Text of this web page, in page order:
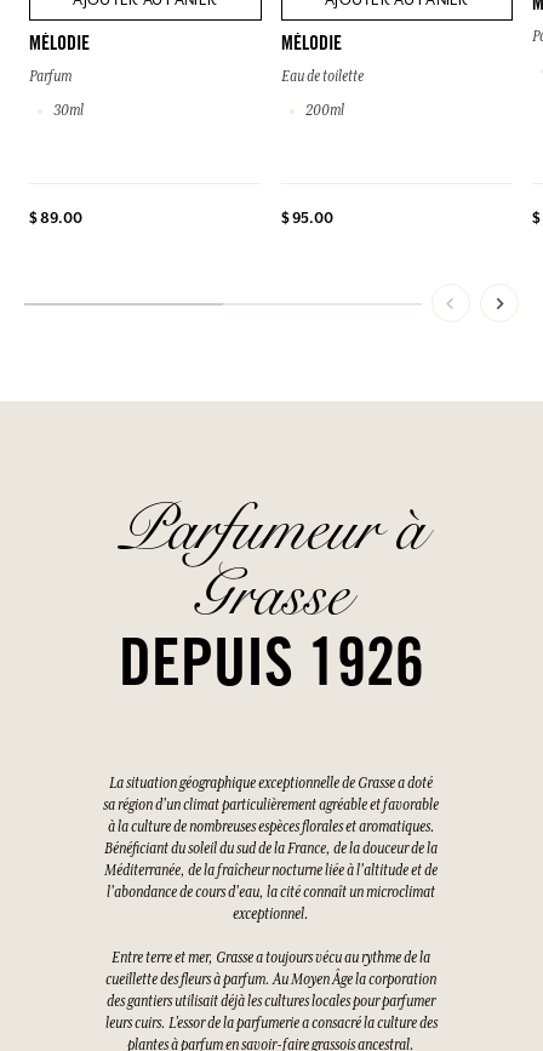
MÉLODIE
Parfum
30ml
$ 89.00
MÉLODIE
Eau de toilette
200ml
$ 95.00 $
Parfumeur à
Grasse
DEPUIS 1926
La situation géographique exceptionnelle de Grasse a doté
sa région d'un climat particulièrement agréable et favorable
à la culture de nombreuses espèces florales et aromatiques.
Bénéficiant du soleil du sud de la France, de la douceur de la
Méditerranée, de la fraîcheur nocturne liée à l'altitude et de
l'abondance de cours d'eau, la cité connaît un microclimat
exceptionnel.
Entre terre et mer, Grasse a toujours vécu au rythme de la
cueillette des fleurs à parfum. Au Moyen Âge la corporation
des gantiers utilisait déjà les cultures locales pour parfumer
leurs cuirs. L’essor de la parfumerie a consacré la culture des
plantes à parfum en savoir-faire grassois ancestral.